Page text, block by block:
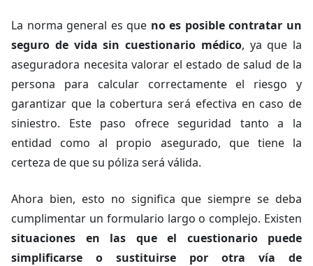
La norma general es que no es posible contratar un
seguro de vida sin cuestionario médico, ya que la
aseguradora necesita valorar el estado de salud de la
persona para calcular correctamente el riesgo y
garantizar que la cobertura será efectiva en caso de
siniestro. Este paso ofrece seguridad tanto a la
entidad como al propio asegurado, que tiene la
certeza de que su póliza será válida.
Ahora bien, esto no significa que siempre se deba
cumplimentar un formulario largo o complejo. Existen
situaciones en las que el cuestionario puede
simplificarse o sustituirse por otra vía de